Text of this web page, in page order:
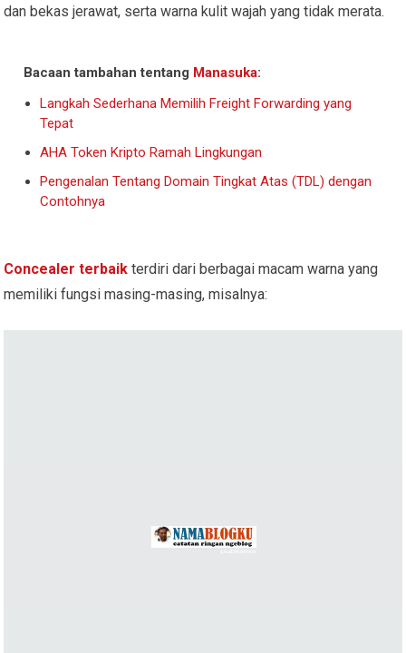
dan bekas jerawat, serta warna kulit wajah yang tidak merata.
Bacaan tambahan tentang Manasuka:
Langkah Sederhana Memilih Freight Forwarding yang
Tepat
AHA Token Kripto Ramah Lingkungan
Pengenalan Tentang Domain Tingkat Atas (TDL) dengan
Contohnya
Concealer terbaik terdiri dari berbagai macam warna yang
memiliki fungsi masing-masing, misalnya: